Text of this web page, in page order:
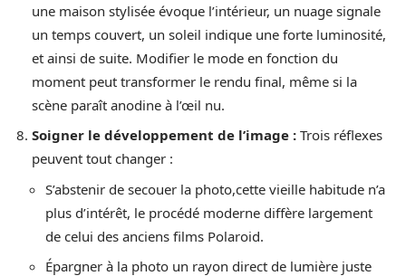
une maison stylisée évoque l’intérieur, un nuage signale
un temps couvert, un soleil indique une forte luminosité,
et ainsi de suite. Modifier le mode en fonction du
moment peut transformer le rendu final, même si la
scène paraît anodine à l’œil nu.
Soigner le développement de l’image : Trois réflexes
peuvent tout changer :
S’abstenir de secouer la photo,cette vieille habitude n’a
plus d’intérêt, le procédé moderne diffère largement
de celui des anciens films Polaroid.
Épargner à la photo un rayon direct de lumière juste